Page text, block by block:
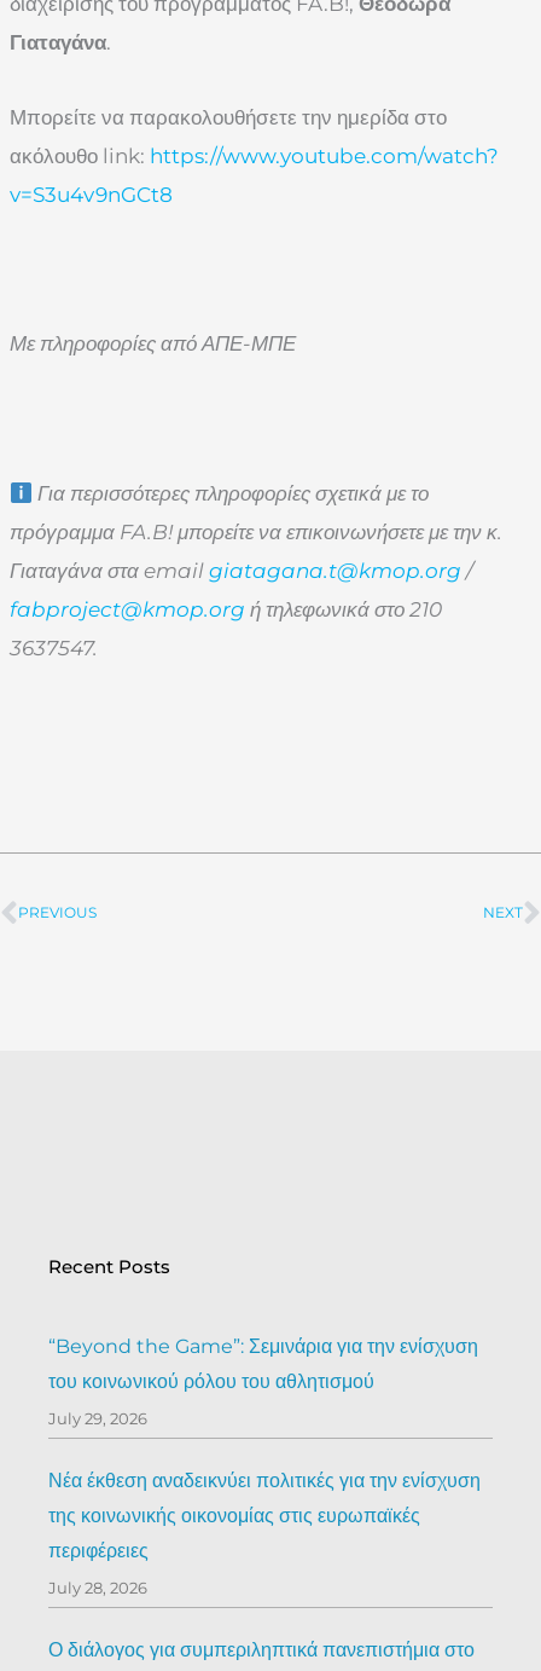
Γιαταγάνα.
Μπορείτε να παρακολουθήσετε την ημερίδα στο
ακόλουθο link: https://www.youtube.com/watch?
v=S3u4v9nGCt8
Με πληροφορίες από ΑΠΕ-ΜΠΕ
Για περισσότερες πληροφορίες σχετικά με το
πρόγραμμα FA.B! μπορείτε να επικοινωνήσετε με την κ.
Γιαταγάνα στα email giatagana.t@kmop.org /
fabproject@kmop.org ή τηλεφωνικά στο 210
3637547.
Prev
PREVIOUS NEXT
Recent Posts
“Beyond the Game”: Σεμινάρια για την ενίσχυση
του κοινωνικού ρόλου του αθλητισμού
July 29, 2026
Νέα έκθεση αναδεικνύει πολιτικές για την ενίσχυση
της κοινωνικής οικονομίας στις ευρωπαϊκές
περιφέρειες
July 28, 2026
Ο διάλογος για συμπεριληπτικά πανεπιστήμια στο